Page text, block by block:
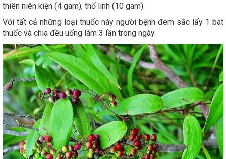
thiên niên kiện (4 gam), thổ linh (10 gam).
Với tất cả những loại thuốc này người bệnh đem sắc lấy 1 bát
thuốc và chia đều uống làm 3 lần trong ngày.